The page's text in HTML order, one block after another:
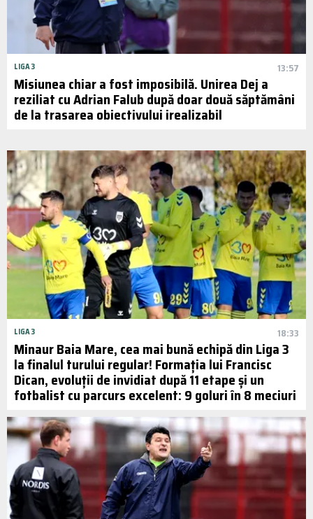
LIGA 3 13:57
Misiunea chiar a fost imposibilă. Unirea Dej a
reziliat cu Adrian Falub după doar două săptămâni
de la trasarea obiectivului irealizabil
LIGA 3 18:33
Minaur Baia Mare, cea mai bună echipă din Liga 3
la finalul turului regular! Formația lui Francisc
Dican, evoluții de invidiat după 11 etape și un
fotbalist cu parcurs excelent: 9 goluri în 8 meciuri